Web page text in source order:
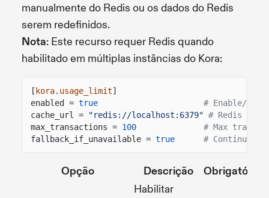
manualmente do Redis ou os dados do Redis
serem redefinidos.
Nota: Este recurso requer Redis quando
habilitado em múltiplas instâncias do Kora:
[ kora. usage_limit]
enabled = true
# Enable/
cache_url =
"redis://localhost:6379" # Redis
max_transactions = 100
# Max
fallback_if_unavailable = true # Continue if
Opção Descrição Obrigatório
Habilitar